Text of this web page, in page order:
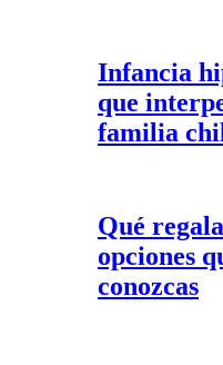
Infancia
que
familia
Qué
opciones
conozcas